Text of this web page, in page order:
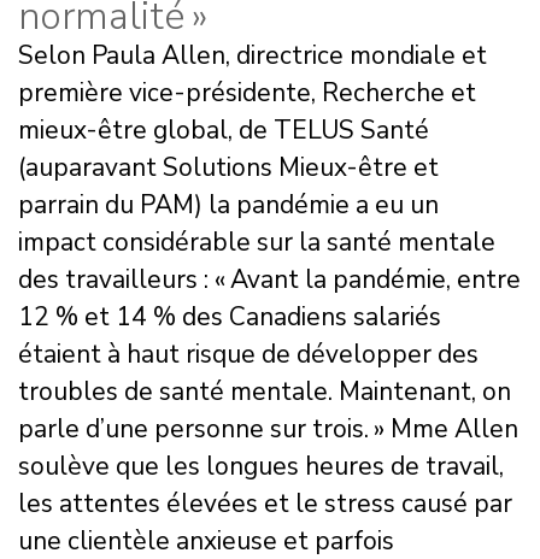
normalité »
Selon Paula Allen, directrice mondiale et
première vice-présidente, Recherche et
mieux-être global, de TELUS Santé
(auparavant Solutions Mieux-être et
parrain du PAM) la pandémie a eu un
impact considérable sur la santé mentale
des travailleurs : « Avant la pandémie, entre
12 % et 14 % des Canadiens salariés
étaient à haut risque de développer des
troubles de santé mentale. Maintenant, on
parle d’une personne sur trois. » Mme Allen
soulève que les longues heures de travail,
les attentes élevées et le stress causé par
une clientèle anxieuse et parfois